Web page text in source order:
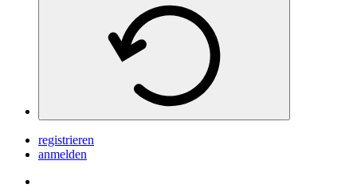
registrieren
anmelden